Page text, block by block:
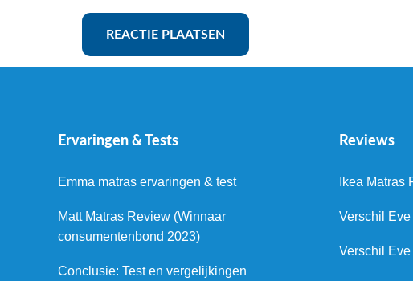
Ervaringen & Tests
Emma matras ervaringen & test
Matt Matras Review (Winnaar
consumentenbond 2023)
Conclusie: Test en vergelijkingen
Reviews
Ikea Matras
Verschil
Verschil